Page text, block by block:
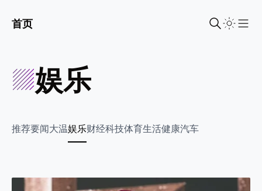
首页
娱乐
推荐 要闻 大温 娱乐 财经 科技 体育 生活 健康 汽车